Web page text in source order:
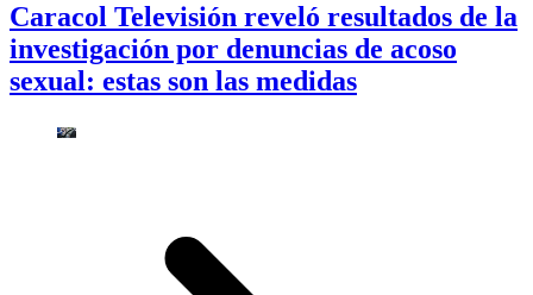
Caracol Televisión reveló resultados de la
investigación por denuncias de acoso
sexual: estas son las medidas